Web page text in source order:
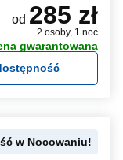
od 285 zł
2 osoby, 1 noc
gwarantowana
w Nocowaniu!